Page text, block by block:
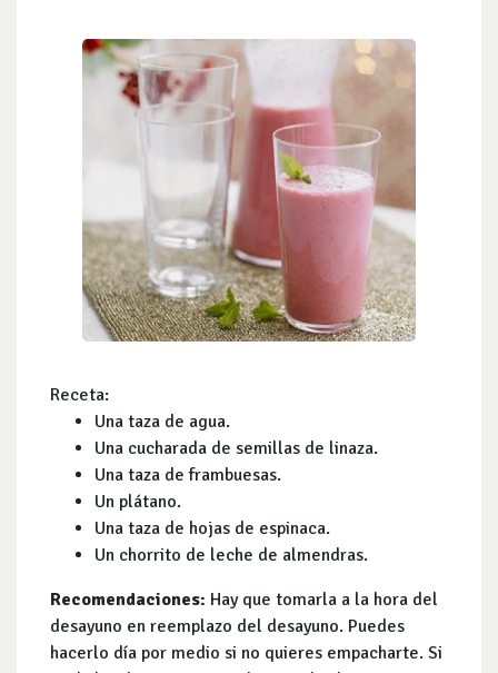
Receta:
Una taza de agua.
Una cucharada de semillas de linaza.
Una taza de frambuesas.
Un plátano.
Una taza de hojas de espinaca.
Un chorrito de leche de almendras.
Recomendaciones: Hay que tomarla a la hora del
desayuno en reemplazo del desayuno. Puedes
hacerlo día por medio si no quieres empacharte. Si